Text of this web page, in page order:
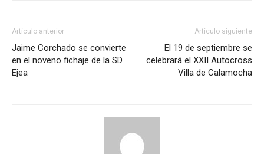
Artículo anterior
Jaime Corchado se convierte
en el noveno fichaje de la SD
Ejea
Artículo siguiente
El 19 de septiembre se
celebrará el XXII Autocross
Villa de Calamocha